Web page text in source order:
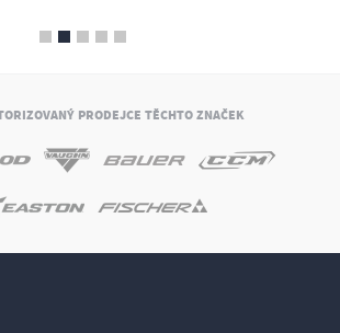
PRODEJCE TĚCHTO ZNAČEK